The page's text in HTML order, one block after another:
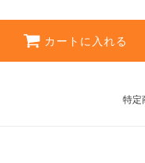
カートに入れる
特定